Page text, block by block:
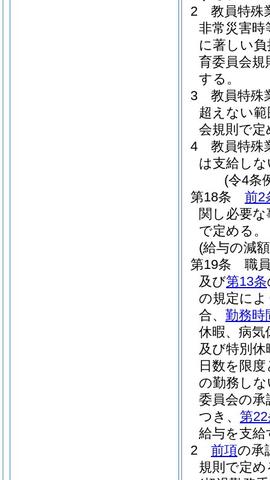
2
教員特殊
非常災害時
に著しい
育委員会
する。
3
教員特殊
超えない
会規則で定
4
教員特殊
は支給し
(令4条
第18条
前2
関し必要
で定める。
(給与の減
第19条
職
及び第13条
の規定に
合、 勤務時
休暇、病気
及び特別休
日数を限
の勤務し
委員会の
つき、 第
給与を支給
2
前項の承
規則で定め